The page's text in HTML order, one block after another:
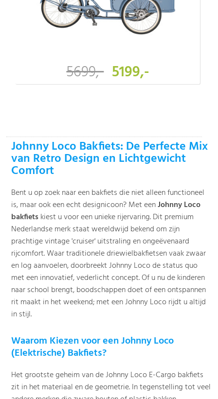
5699,- 5199,-
Johnny Loco Bakfiets: De Perfecte Mix
van Retro Design en Lichtgewicht
Comfort
Bent u op zoek naar een bakfiets die niet alleen functioneel
is, maar ook een echt designicoon? Met eenJohnny Loco
bakfietskiest u voor een unieke rijervaring. Dit premium
Nederlandse merk staat wereldwijd bekend om zijn
prachtige vintage 'cruiser' uitstraling en ongeëvenaard
rijcomfort. Waar traditionele driewielbakfietsen vaak zwaar
en log aanvoelen, doorbreekt Johnny Loco de status quo
met een innovatief, vederlicht concept. Of u nu de kinderen
naar school brengt, boodschappen doet of een ontspannen
rit maakt in het weekend; met een Johnny Loco rijdt u altijd
in stijl.
Waarom Kiezen voor een Johnny Loco
(Elektrische) Bakfiets?
Het grootste geheim van de Johnny Loco E-Cargo bakfiets
zit in het materiaal en de geometrie. In tegenstelling tot veel